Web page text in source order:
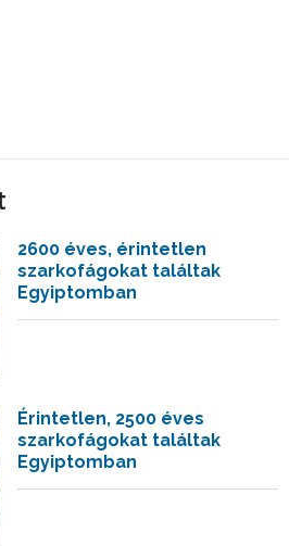
2600 éves, érintetlen
szarkofágokat találtak
Egyiptomban
Érintetlen, 2500 éves
szarkofágokat találtak
Egyiptomban